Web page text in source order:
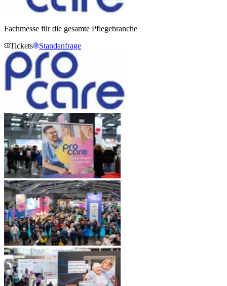
Fachmesse für die gesamte Pflegebranche
Tickets
Standanfrage